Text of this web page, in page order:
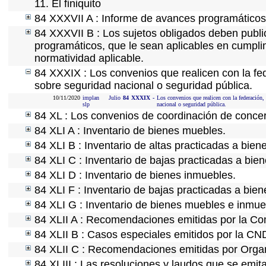
11. El finiquito
84 XXXVII A : Informe de avances
84 XXXVII B : Los sujetos obligados deben
programáticos, que le sean aplicables en
normatividad aplicable.
84 XXXIX : Los convenios que realicen con la
sobre seguridad nacional o seguridad pública.
10/11/2020 implan
slp
Julio 84 XXXIX - Los convenios que realicen con la
nacional o seguridad pública.
84 XL : Los convenios de coordinación de
84 XLI A : Inventario de bienes muebles.
84 XLI B : Inventario de altas practicadas a
84 XLI C : Inventario de bajas practicadas a
84 XLI D : Inventario de bienes inmuebles.
84 XLI F : Inventario de bajas practicadas a
84 XLI G : Inventario de bienes muebles e
84 XLII A : Recomendaciones emitidas por la
84 XLII B : Casos especiales emitidos por la
84 XLII C : Recomendaciones emitidas por